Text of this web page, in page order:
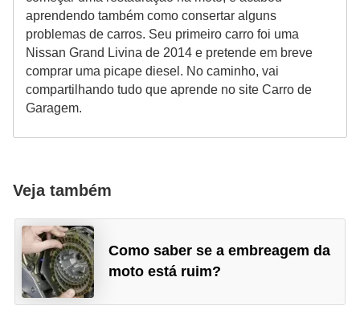
aprendendo também como consertar alguns
problemas de carros. Seu primeiro carro foi uma
Nissan Grand Livina de 2014 e pretende em breve
comprar uma picape diesel. No caminho, vai
compartilhando tudo que aprende no site Carro de
Garagem.
Veja também
Como saber se a embreagem da
moto está ruim?